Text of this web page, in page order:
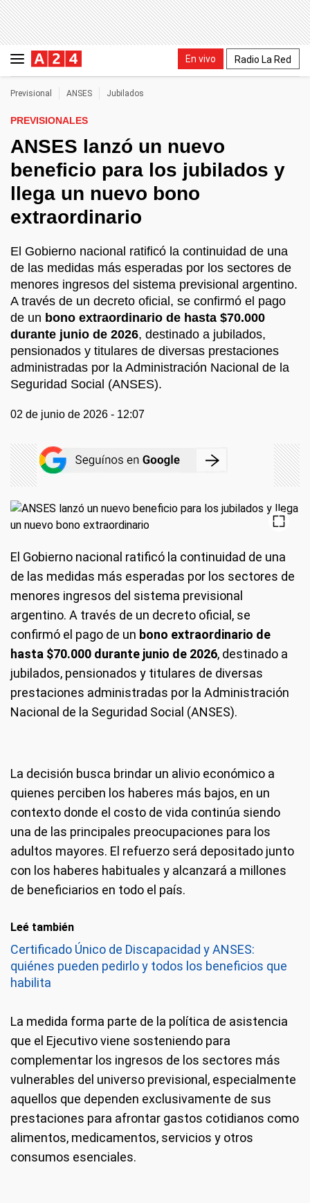
En vivo Radio La Red
Previsional ANSES Jubilados
PREVISIONALES
ANSES lanzó un nuevo
beneficio para los jubilados y
llega un nuevo bono
extraordinario
El Gobierno nacional ratificó la continuidad de una
de las medidas más esperadas por los sectores de
menores ingresos del sistema previsional argentino.
A través de un decreto oficial, se confirmó el pago
de un bono extraordinario de hasta $70.000
durante junio de 2026, destinado a jubilados,
pensionados y titulares de diversas prestaciones
administradas por la Administración Nacional de la
Seguridad Social (ANSES).
02 de junio de 2026 - 12:07
El Gobierno nacional ratificó la continuidad de una
de las medidas más esperadas por los sectores de
menores ingresos del sistema previsional
argentino. A través de un decreto oficial, se
confirmó el pago de un bono extraordinario de
hasta $70.000 durante junio de 2026, destinado a
jubilados, pensionados y titulares de diversas
prestaciones administradas por la Administración
Nacional de la Seguridad Social (ANSES).
La decisión busca brindar un alivio económico a
quienes perciben los haberes más bajos, en un
contexto donde el costo de vida continúa siendo
una de las principales preocupaciones para los
adultos mayores. El refuerzo será depositado junto
con los haberes habituales y alcanzará a millones
de beneficiarios en todo el país.
Leé también
Certificado Único de Discapacidad y ANSES:
quiénes pueden pedirlo y todos los beneficios que
habilita
La medida forma parte de la política de asistencia
que el Ejecutivo viene sosteniendo para
complementar los ingresos de los sectores más
vulnerables del universo previsional, especialmente
aquellos que dependen exclusivamente de sus
prestaciones para afrontar gastos cotidianos como
alimentos, medicamentos, servicios y otros
consumos esenciales.